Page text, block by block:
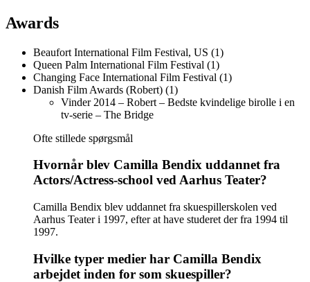
Awards
Beaufort International Film Festival, US (1)
Queen Palm International Film Festival (1)
Changing Face International Film Festival (1)
Danish Film Awards (Robert) (1)
Vinder 2014 – Robert – Bedste kvindelige birolle i en
tv-serie – The Bridge
Ofte stillede spørgsmål
Hvornår blev Camilla Bendix uddannet fra
Actors/Actress-school ved Aarhus Teater?
Camilla Bendix blev uddannet fra skuespillerskolen ved
Aarhus Teater i 1997, efter at have studeret der fra 1994 til
1997.
Hvilke typer medier har Camilla Bendix
arbejdet inden for som skuespiller?